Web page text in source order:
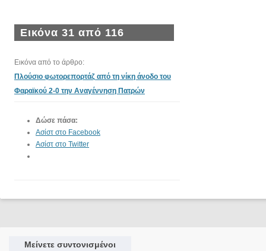
Εικόνα 31 από 116
Εικόνα από το άρθρο:
Πλούσιο φωτορεπορτάζ από τη νίκη άνοδο του
Φαραϊκού 2-0 την Αναγέννηση Πατρών
Δώσε πάσα:
Ασίστ στο Facebook
Ασίστ στο Twitter
Μείνετε συντονισμένοι